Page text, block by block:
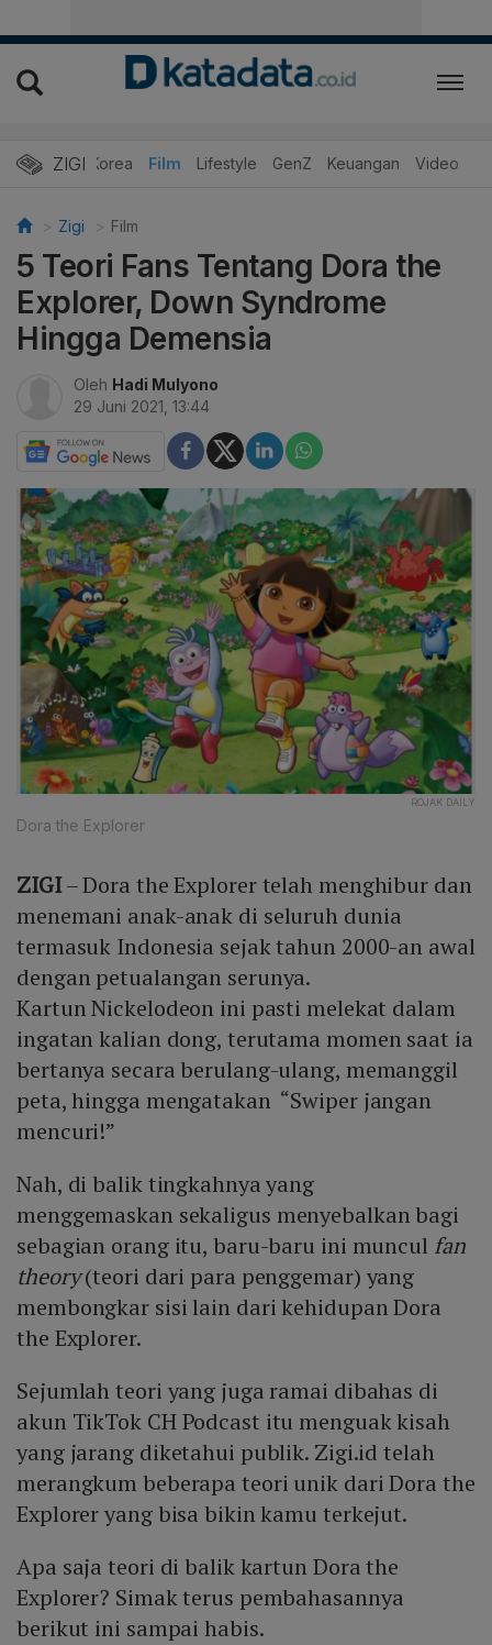
ZIGI
Hits Korea Film Lifestyle GenZ Keuangan Video
Zigi Film
5 Teori Fans Tentang Dora the
Explorer, Down Syndrome
Hingga Demensia
Oleh Hadi Mulyono
29 Juni 2021, 13:44
ROJAK DAILY
Dora the Explorer
ZIGI– Dora the Explorer telah menghibur dan
menemani anak-anak di seluruh dunia
termasuk Indonesia sejak tahun 2000-an awal
dengan petualangan serunya.
Kartun Nickelodeon ini pasti melekat dalam
ingatan kalian dong, terutama momen saat ia
bertanya secara berulang-ulang, memanggil
peta, hingga mengatakan “Swiper jangan
mencuri!”
Nah, di balik tingkahnya yang
menggemaskan sekaligus menyebalkan bagi
sebagian orang itu, baru-baru ini muncul fan
theory(teori dari para penggemar) yang
membongkar sisi lain dari kehidupan Dora
the Explorer.
Sejumlah teori yang juga ramai dibahas di
akun TikTok CH Podcast itu menguak kisah
yang jarang diketahui publik. Zigi.id telah
merangkum beberapa teori unik dari Dora the
Explorer yang bisa bikin kamu terkejut.
Apa saja teori di balik kartun Dora the
Explorer? Simak terus pembahasannya
berikut ini sampai habis.